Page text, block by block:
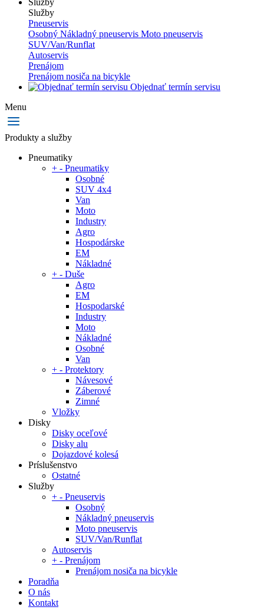
Služby
Služby
Pneuservis
Osobný Nákladný pneuservis Moto pneuservis
SUV/Van/Runflat
Autoservis
Prenájom
Prenájom nosiča na bicykle
Objednať termín servisu
Menu
Produkty a služby
Pneumatiky
+ - Pneumatiky
Osobné
SUV 4x4
Van
Moto
Industry
Agro
Hospodárske
EM
Nákladné
+ - Duše
Agro
EM
Hospodarské
Industry
Moto
Nákladné
Osobné
Van
+ - Protektory
Návesové
Záberové
Zimné
Vložky
Disky
Disky oceľové
Disky alu
Dojazdové kolesá
Príslušenstvo
Ostatné
Služby
+ - Pneuservis
Osobný
Nákladný pneuservis
Moto pneuservis
SUV/Van/Runflat
Autoservis
+ - Prenájom
Prenájom nosiča na bicykle
Poradňa
O nás
Kontakt